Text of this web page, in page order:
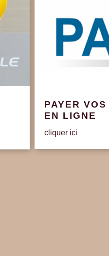
PAYER
EN LIGNE
cliquer ici